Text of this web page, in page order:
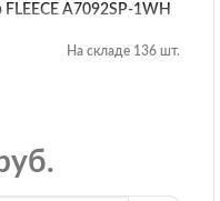
A7092SP-1WH
На складе 136 шт.